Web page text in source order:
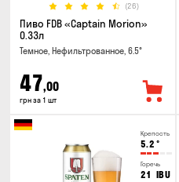
(26)
Пиво FDB «Captain Morion»
0.33л
Темное, Нефильтрованное, 6.5°
47,00
грн за 1 шт
Крепость
5.2 °
Горечь
21 IBU